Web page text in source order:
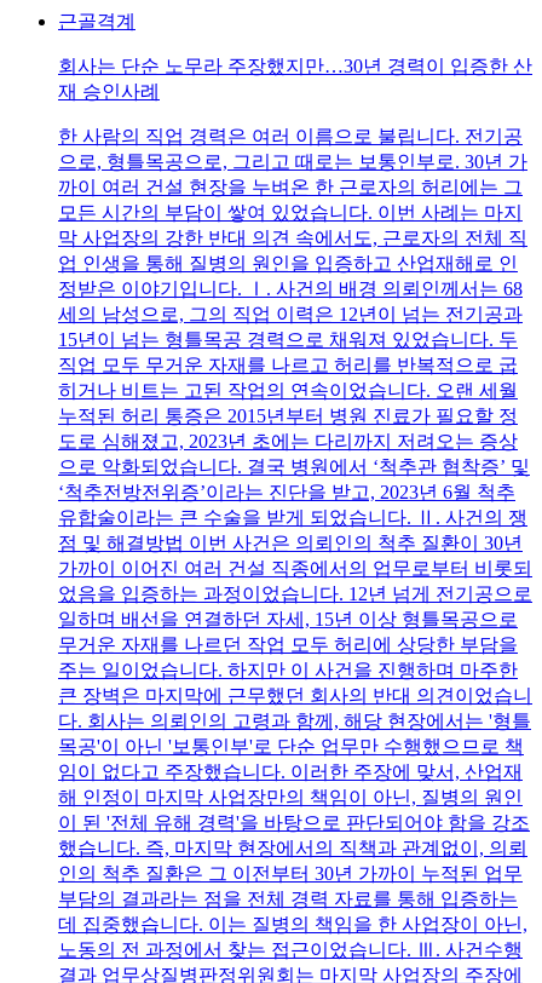
근골격계
회사는 단순 노무라 주장했지만…30년 경력이 입증한 산
재 승인사례
한 사람의 직업 경력은 여러 이름으로 불립니다. 전기공
으로, 형틀목공으로, 그리고 때로는 보통인부로. 30년 가
까이 여러 건설 현장을 누벼온 한 근로자의 허리에는 그
모든 시간의 부담이 쌓여 있었습니다. 이번 사례는 마지
막 사업장의 강한 반대 의견 속에서도, 근로자의 전체 직
업 인생을 통해 질병의 원인을 입증하고 산업재해로 인
정받은 이야기입니다. Ⅰ. 사건의 배경 의뢰인께서는 68
세의 남성으로, 그의 직업 이력은 12년이 넘는 전기공과
15년이 넘는 형틀목공 경력으로 채워져 있었습니다. 두
직업 모두 무거운 자재를 나르고 허리를 반복적으로 굽
히거나 비트는 고된 작업의 연속이었습니다. 오랜 세월
누적된 허리 통증은 2015년부터 병원 진료가 필요할 정
도로 심해졌고, 2023년 초에는 다리까지 저려오는 증상
으로 악화되었습니다. 결국 병원에서 ‘척추관 협착증’ 및
‘척추전방전위증’이라는 진단을 받고, 2023년 6월 척추
유합술이라는 큰 수술을 받게 되었습니다. Ⅱ. 사건의 쟁
점 및 해결방법 이번 사건은 의뢰인의 척추 질환이 30년
가까이 이어진 여러 건설 직종에서의 업무로부터 비롯되
었음을 입증하는 과정이었습니다. 12년 넘게 전기공으로
일하며 배선을 연결하던 자세, 15년 이상 형틀목공으로
무거운 자재를 나르던 작업 모두 허리에 상당한 부담을
주는 일이었습니다. 하지만 이 사건을 진행하며 마주한
큰 장벽은 마지막에 근무했던 회사의 반대 의견이었습니
다. 회사는 의뢰인의 고령과 함께, 해당 현장에서는 '형틀
목공'이 아닌 '보통인부'로 단순 업무만 수행했으므로 책
임이 없다고 주장했습니다. 이러한 주장에 맞서, 산업재
해 인정이 마지막 사업장만의 책임이 아닌, 질병의 원인
이 된 '전체 유해 경력'을 바탕으로 판단되어야 함을 강조
했습니다. 즉, 마지막 현장에서의 직책과 관계없이, 의뢰
인의 척추 질환은 그 이전부터 30년 가까이 누적된 업무
부담의 결과라는 점을 전체 경력 자료를 통해 입증하는
데 집중했습니다. 이는 질병의 책임을 한 사업장이 아닌,
노동의 전 과정에서 찾는 접근이었습니다. Ⅲ. 사건수행
결과 업무상질병판정위원회는 마지막 사업장의 주장에